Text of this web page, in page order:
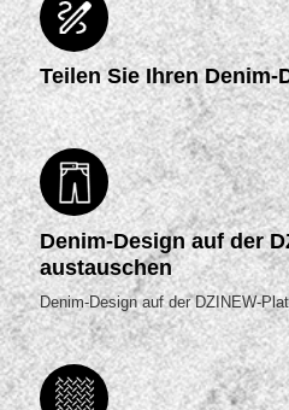
Teilen Sie Ihren
Denim-Design auf der
austauschen
Denim-Design auf der DZINEW-